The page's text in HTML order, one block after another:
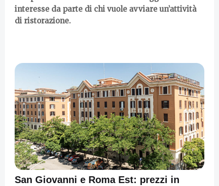
interesse da parte di chi vuole avviare un’attività
di ristorazione.
San Giovanni e Roma Est: prezzi in